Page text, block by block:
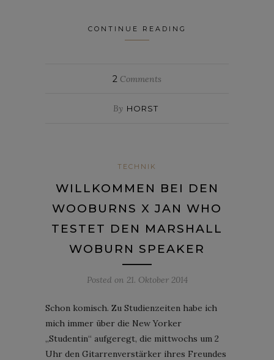
CONTINUE READING
2 Comments
By HORST
TECHNIK
WILLKOMMEN BEI DEN
WOOBURNS X JAN WHO
TESTET DEN MARSHALL
WOBURN SPEAKER
Posted on 21. Oktober 2014
Schon komisch. Zu Studienzeiten habe ich
mich immer über die New Yorker
„Studentin“ aufgeregt, die mittwochs um 2
Uhr den Gitarrenverstärker ihres Freundes